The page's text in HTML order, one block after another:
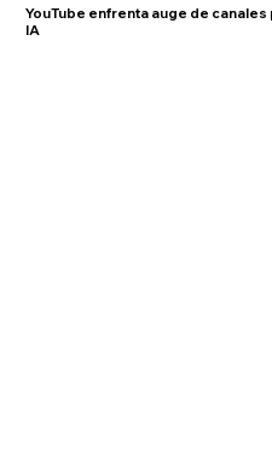
YouTube enfrenta auge de
IA